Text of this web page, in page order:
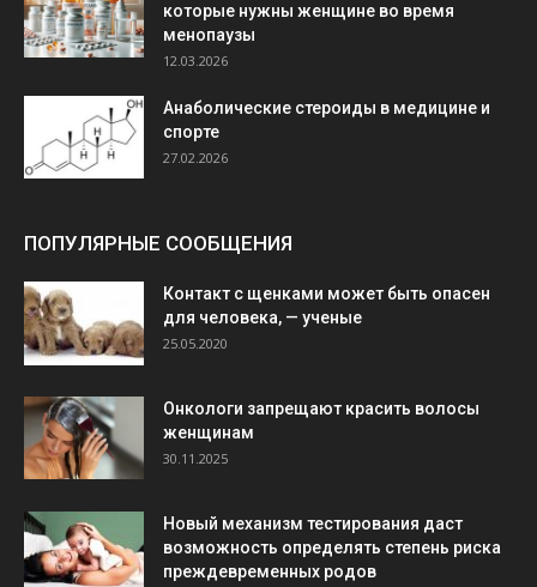
которые нужны женщине во время
менопаузы
12.03.2026
Анаболические стероиды в медицине и
спорте
27.02.2026
ПОПУЛЯРНЫЕ СООБЩЕНИЯ
Контакт с щенками может быть опасен
для человека, — ученые
25.05.2020
Онкологи запрещают красить волосы
женщинам
30.11.2025
Новый механизм тестирования даст
возможность определять степень риска
преждевременных родов